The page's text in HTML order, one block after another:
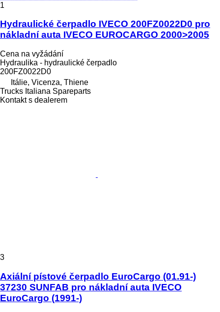
1
Hydraulické čerpadlo IVECO 200FZ0022D0 pro
nákladní auta IVECO EUROCARGO 2000>2005
Cena na vyžádání
Hydraulika - hydraulické čerpadlo
200FZ0022D0
Itálie, Vicenza, Thiene
Trucks Italiana Spareparts
Kontakt s dealerem
3
Axiální pístové čerpadlo EuroCargo (01.91-)
37230 SUNFAB pro nákladní auta IVECO
EuroCargo (1991-)